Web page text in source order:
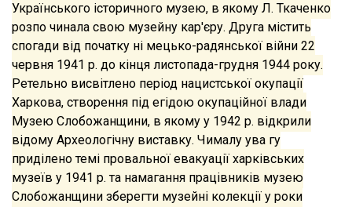
Українського історичного музею, в якому Л. Ткаченко
розпо чинала свою музейну кар'єру. Друга містить
спогади від початку ні мецько-радянської війни 22
червня 1941 р. до кінця листопада-грудня 1944 року.
Ретельно висвітлено період нацистської окупації
Харкова, створення під егідою окупаційної влади
Музею Слобожанщини, в якому у 1942 р. відкрили
відому Археологічну виставку. Чималу ува гу
приділено темі провальної евакуації харківських
музеїв у 1941 р. та намагання працівників музею
Слобожанщини зберегти музейні колекції у роки